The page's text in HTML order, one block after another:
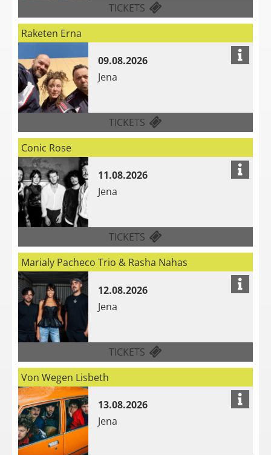
TICKETS
Raketen Erna
09.08.2026
Jena
TICKETS
Conic Rose
11.08.2026
Jena
TICKETS
Marialy Pacheco Trio & Rasha Nahas
12.08.2026
Jena
TICKETS
Von Wegen Lisbeth
13.08.2026
Jena